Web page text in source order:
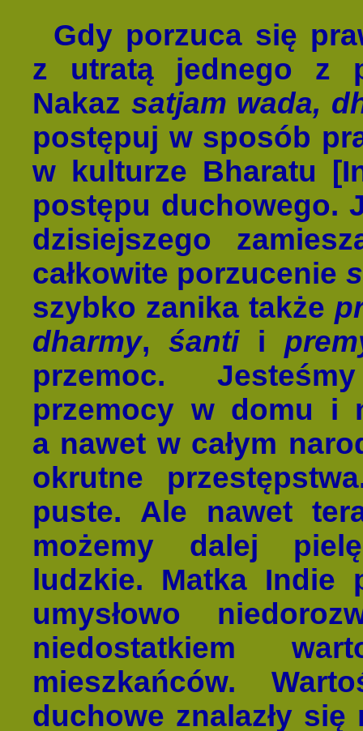
Gdy porzuca się
z utratą jednego z
Nakaz satjam wada,
postępuj w sposób
w kulturze Bharatu
postępu duchowego.
dzisiejszego
całkowite porzucenie
szybko zanika także
dharmy, śantii
przemoc.
przemocy w domu i
a nawet w całym
okrutne
puste. Ale nawet
możemy dalej
ludzkie. Matka Indie
umysłowo
niedostatkiem
mieszkańców.
duchowe znalazły